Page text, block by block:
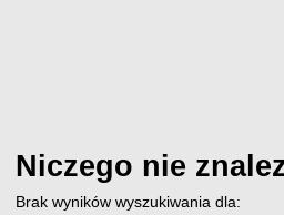
Niczego nie
Brak wyników wyszukiwania dla: